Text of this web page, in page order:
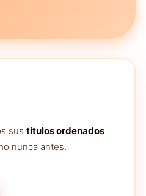
sus títulos ordenados
nunca antes.